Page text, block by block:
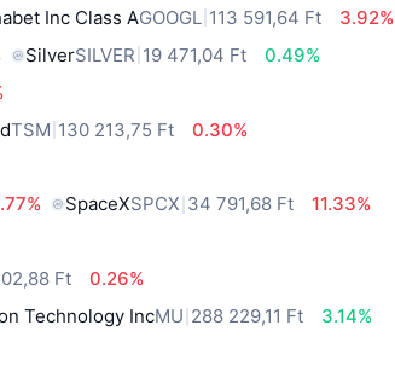
Inc Class AGOOGL 113 591,64 Ft
3.92%
SilverSILVER 19 471,04 Ft
0.49%
TSM 130 213,75 Ft
0.30%
SpaceXSPCX 34 791,68 Ft
11.33%
Ft
0.26%
Technology IncMU 288 229,11 Ft
3.14%